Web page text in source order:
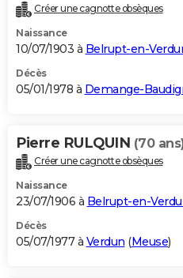
Créer une cagnotte obsèques
Naissance
10/07/1903 à Belrupt-en-
Décès
05/01/1978 à Demange-
Pierre RULQUIN (70
Créer une cagnotte obsèques
Naissance
23/07/1906 à Belrupt-en-
Décès
05/07/1977 à Verdun (Meuse)